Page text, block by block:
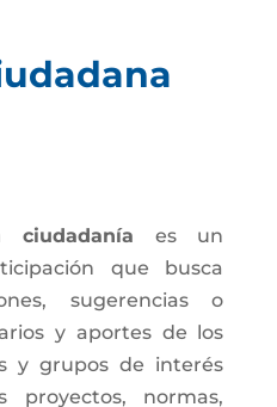
es un
que busca
sugerencias o
y aportes de los
y grupos de interés
normas,